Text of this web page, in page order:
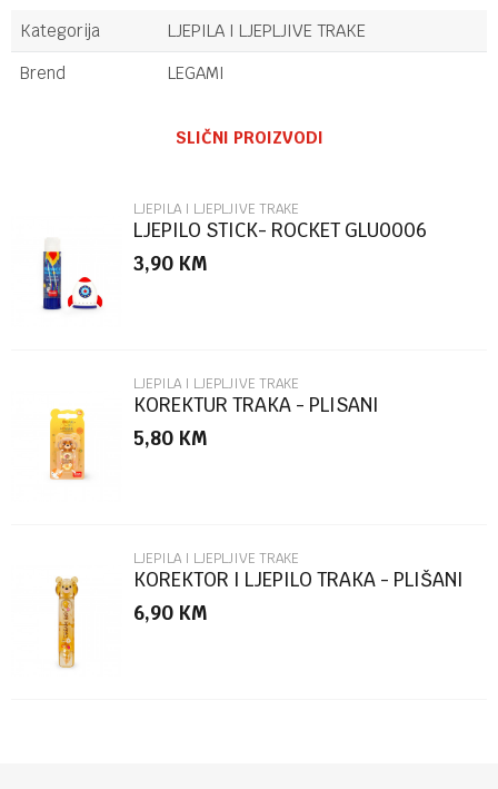
Kategorija
LJEPILA I LJEPLJIVE TRAKE
Brend
LEGAMI
Poruka
POŠALJI
SLIČNI PROIZVODI
LJEPILA I LJEPLJIVE TRAKE
LJEPILO STICK- ROCKET GLU0006
3,90 KM
LJEPILA I LJEPLJIVE TRAKE
KOREKTUR TRAKA - PLISANI
MEDVJEDICI CTCAT0004
5,80 KM
LJEPILA I LJEPLJIVE TRAKE
KOREKTOR I LJEPILO TRAKA - PLIŠANI
MEDVJEDIĆ CGT0002
6,90 KM